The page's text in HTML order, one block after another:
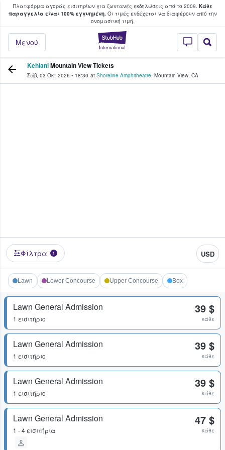
Πλατφόρμα αγοράς εισιτηρίων για ζωντανές εκδηλώσεις από το 2009. Κάθε
παραγγελία είναι 100% εγγυημένη.Οι τιμές ενδέχεται να διαφέρουν από την
oνομαστική τιμή.
StubHub - Όπου
Μενού
φαν αγοράζουν και πουλούν
KehlaniMountain View Tickets
Σάβ, 03 Οκτ 2026 • 18:30 at Shoreline Amphitheatre, Mountain View, CA
Φίλτρα 1 USD
Lawn Lower Concourse Upper Concourse Box
Lawn General Admission
1 εισιτήριο
39 $
κάθε
Lawn General Admission
1 εισιτήριο
39 $
κάθε
Lawn General Admission
1 εισιτήριο
39 $
κάθε
Lawn General Admission
1 - 4 εισιτήρια
47 $
κάθε